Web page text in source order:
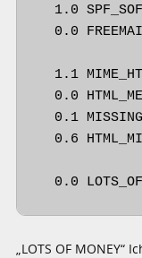
1.0
0.0
1.1
0.0
0.1
0.6
0.0
„LOTS OF